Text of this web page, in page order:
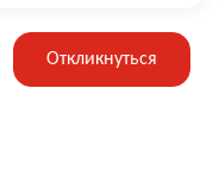
Откликнуться